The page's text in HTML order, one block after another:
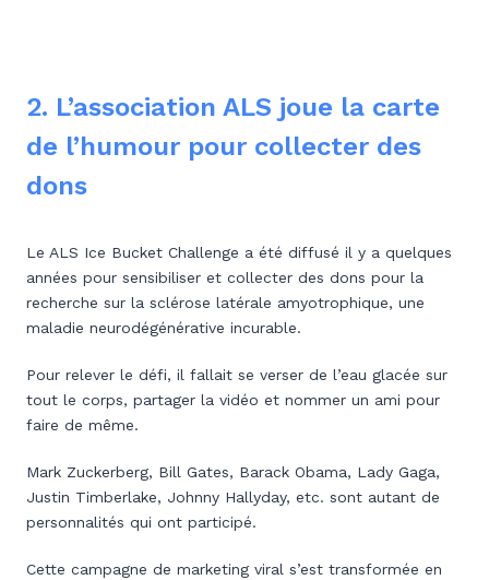
2. L’association ALS joue la carte
de l’humour pour collecter des
dons
Le ALS Ice Bucket Challenge a été diffusé il y a quelques
années pour sensibiliser et collecter des dons pour la
recherche sur la sclérose latérale amyotrophique, une
maladie neurodégénérative incurable.
Pour relever le défi, il fallait se verser de l’eau glacée sur
tout le corps, partager la vidéo et nommer un ami pour
faire de même.
Mark Zuckerberg, Bill Gates, Barack Obama, Lady Gaga,
Justin Timberlake, Johnny Hallyday, etc. sont autant de
personnalités qui ont participé.
Cette campagne de marketing viral s’est transformée en